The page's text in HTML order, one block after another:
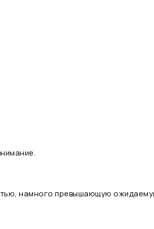
намного превышающую